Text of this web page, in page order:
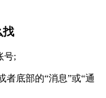
找
号;
底部的“消息”或“通